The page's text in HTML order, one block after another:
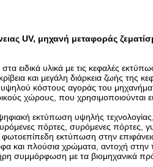
UV, μηχανή μεταφοράς
υλικά με τις κεφαλές
και μεγάλη διάρκεια ζωής της
κόστους αγοράς του
χώρους, που χρησιμοποιούνται
εκτύπωση υψηλής
πόρτες, συρόμενες πόρτες,
εκτύπωση στην
και πλούσια χρώματα, αντοχή στην
συμμόρφωση με τα βιομηχανικά